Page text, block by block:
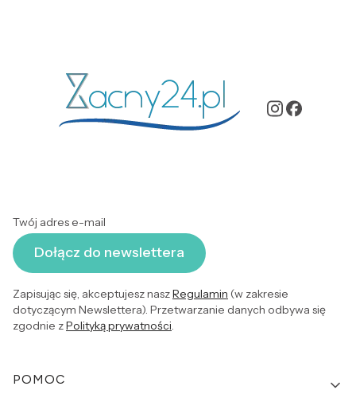
Twój adres e-mail
Dołącz do newslettera
Zapisując się, akceptujesz naszRegulamin (w zakresie
dotyczącym Newslettera). Przetwarzanie danych odbywa się
zgodnie zPolityką prywatności.
Linki w stopce
POMOC